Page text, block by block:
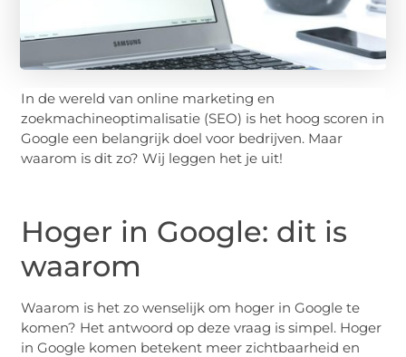
In de wereld van online marketing en
zoekmachineoptimalisatie (SEO) is het hoog scoren in
Google een belangrijk doel voor bedrijven. Maar
waarom is dit zo? Wij leggen het je uit!
Hoger in Google: dit is
waarom
Waarom is het zo wenselijk om hoger in Google te
komen? Het antwoord op deze vraag is simpel. Hoger
in Google komen betekent meer zichtbaarheid en